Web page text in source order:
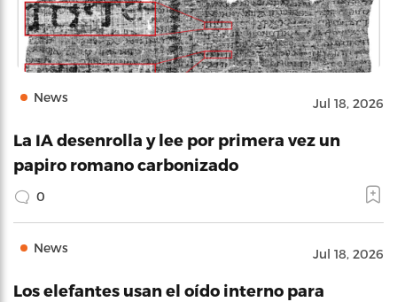
News Jul 18, 2026
La IA desenrolla y lee por primera vez un
papiro romano carbonizado
0
News Jul 18, 2026
Los elefantes usan el oído interno para